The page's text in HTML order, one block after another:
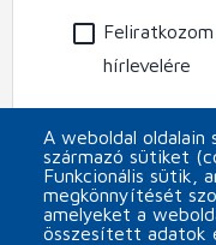
Feliratkozom
hírlevelére
CAPTCHA
A weboldal oldalain
származó sütiket
Funkcionális sütik,
megkönnyítését
amelyeket a
összesített adatok